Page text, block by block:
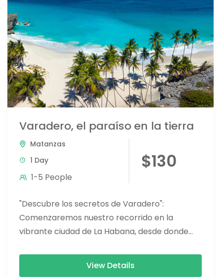
Varadero, el paraíso en la tierra
Matanzas
1 Day
1-5 People
$130
"Descubre los secretos de Varadero":
Comenzaremos nuestro recorrido en la
vibrante ciudad de La Habana, desde donde
View Details